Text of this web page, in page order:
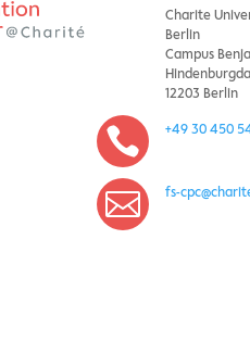
Charite
Berlin
Campus
12203 Berlin
 +49 30 450
 fs-